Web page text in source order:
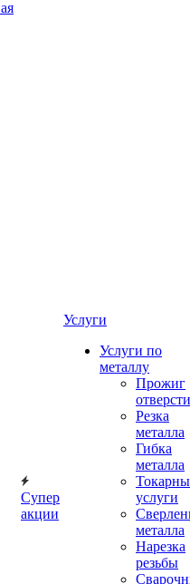
Супер
акции
Услуги
Услуги по
металлу
Прожиг
Резка
металла
Гибка
металла
услуги
металла
Нарезка
резьбы